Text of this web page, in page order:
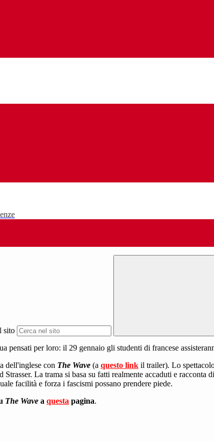
sito
pensati per loro: il 29 gennaio gli studenti di francese
dell'inglese con The Wave (a questo link il trailer). Lo
Strasser. La trama si basa su fatti realmente accaduti e
facilità e forza i fascismi possano prendere piede.
The Wave a questa pagina.